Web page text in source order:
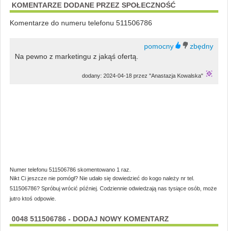
KOMENTARZE DODANE PRZEZ SPOŁECZNOŚĆ
Komentarze do numeru telefonu 511506786
Na pewno z marketingu z jakąś ofertą.
dodany: 2024-04-18 przez "Anastazja Kowalska"
Numer telefonu 511506786 skomentowano 1 raz.
Nikt Ci jeszcze nie pomógł? Nie udało się dowiedzieć do kogo należy nr tel.
511506786? Spróbuj wrócić później. Codziennie odwiedzają nas tysiące osób, może
jutro ktoś odpowie.
0048 511506786 - DODAJ NOWY KOMENTARZ